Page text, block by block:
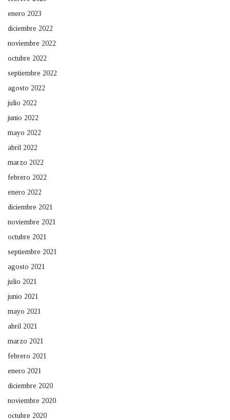
enero 2023
diciembre 2022
noviembre 2022
octubre 2022
septiembre 2022
agosto 2022
julio 2022
junio 2022
mayo 2022
abril 2022
marzo 2022
febrero 2022
enero 2022
diciembre 2021
noviembre 2021
octubre 2021
septiembre 2021
agosto 2021
julio 2021
junio 2021
mayo 2021
abril 2021
marzo 2021
febrero 2021
enero 2021
diciembre 2020
noviembre 2020
octubre 2020